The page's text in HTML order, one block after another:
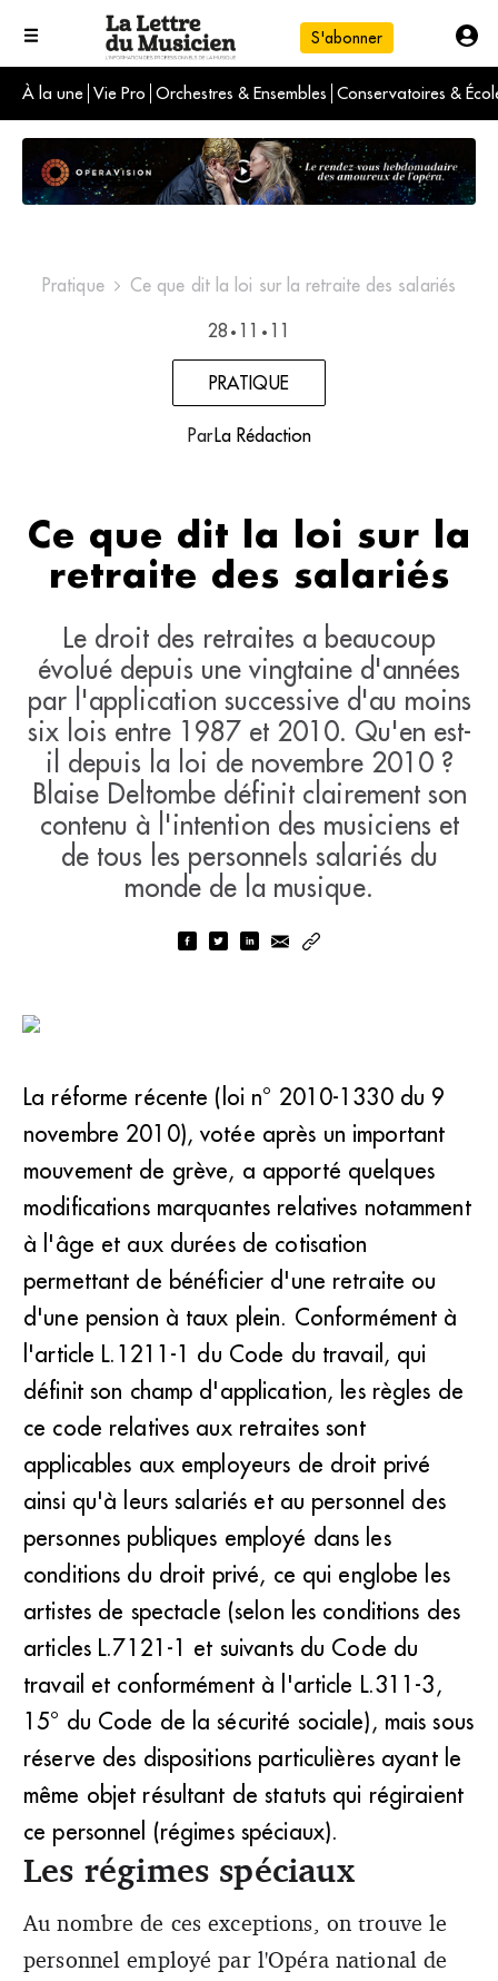
S'abonner
À la une Vie Pro Orchestres & Ensembles Conservatoires &
L'info du jour
Le numéro du mois
International
Pratique Ce que dit la loi sur la retraite des salariés
28 • 11 • 11
PRATIQUE
Par La Rédaction
Ce que dit la loi sur la
retraite des salariés
Le droit des retraites a beaucoup
évolué depuis une vingtaine d'années
par l'application successive d'au moins
six lois entre 1987 et 2010. Qu'en est-
il depuis la loi de novembre 2010 ?
Blaise Deltombe définit clairement son
contenu à l'intention des musiciens et
de tous les personnels salariés du
monde de la musique.
La réforme récente (loi n° 2010-1330 du 9
novembre 2010), votée après un important
mouvement de grève, a apporté quelques
modifications marquantes relatives notamment
à l'âge et aux durées de cotisation
permettant de bénéficier d'une retraite ou
d'une pension à taux plein. Conformément à
l'article L.1211-1 du Code du travail, qui
définit son champ d'application, les règles de
ce code relatives aux retraites sont
applicables aux employeurs de droit privé
ainsi qu'à leurs salariés et au personnel des
personnes publiques employé dans les
conditions du droit privé, ce qui englobe les
artistes de spectacle (selon les conditions des
articles L.7121-1 et suivants du Code du
travail et conformément à l'article L.311-3,
15° du Code de la sécurité sociale), mais sous
réserve des dispositions particulières ayant le
même objet résultant de statuts qui régiraient
ce personnel (régimes spéciaux).
Les régimes spéciaux
Au nombre de ces exceptions, on trouve le
personnel employé par l'Opéra national de